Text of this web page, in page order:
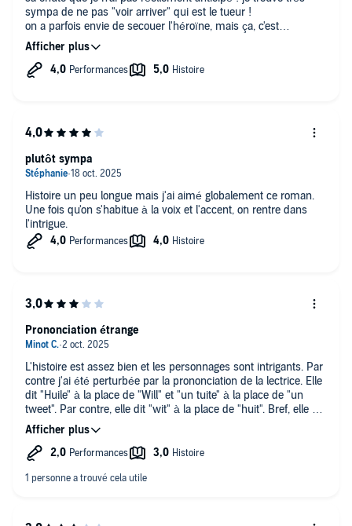
sympa de ne pas "voir arriver" qui est le tueur !
on a parfois envie de secouer l'héroïne, mais ça, c'est
personnel ;)
Histoire un peu longue mais j'ai aimé globalement ce roman.
Une fois qu'on s'habitue à la voix et l'accent, on rentre dans
l'intrigue.
plutôt sympa
L'histoire est assez bien et les personnages sont intrigants. Par
contre j'ai été perturbée par la prononciation de la lectrice. Elle
dit "Huile" à la place de "Will" et "un tuite" à la place de "un
tweet". Par contre, elle dit "wit" à la place de "huit". Bref, elle a
peut-être juste un accent mais ça m'a détourné de l'histoire de
nombreuses fois...
Prononciation étrange